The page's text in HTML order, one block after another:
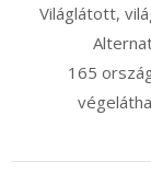
Világlátott,
165